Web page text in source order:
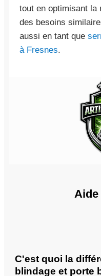
tout en optimisant la
des besoins
aussi en tant que
à Fresnes.
C'est quoi la
blindage et porte